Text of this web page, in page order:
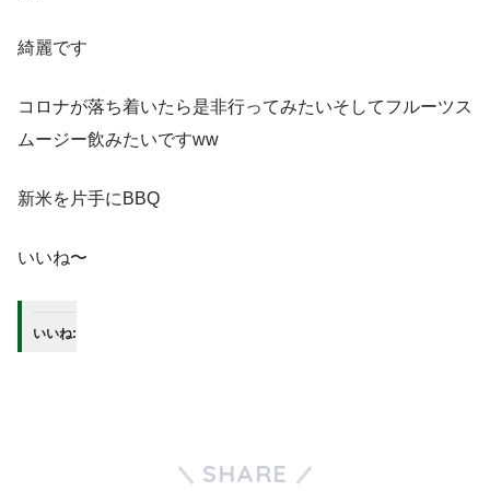
綺麗です
コロナが落ち着いたら是非行ってみたいそしてフルーツス
ムージー飲みたいですww
新米を片手にBBQ
いいね〜
いいね:
SHARE